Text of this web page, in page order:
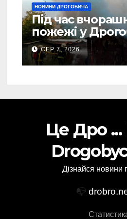
НОВИНИ ДРОГОБИЧА
Під час
пожежі у
“врятовано” 4 гаражі
(Відео)
СЕР 7, 2026
Це Дро ...
Дізнайся новини
📭